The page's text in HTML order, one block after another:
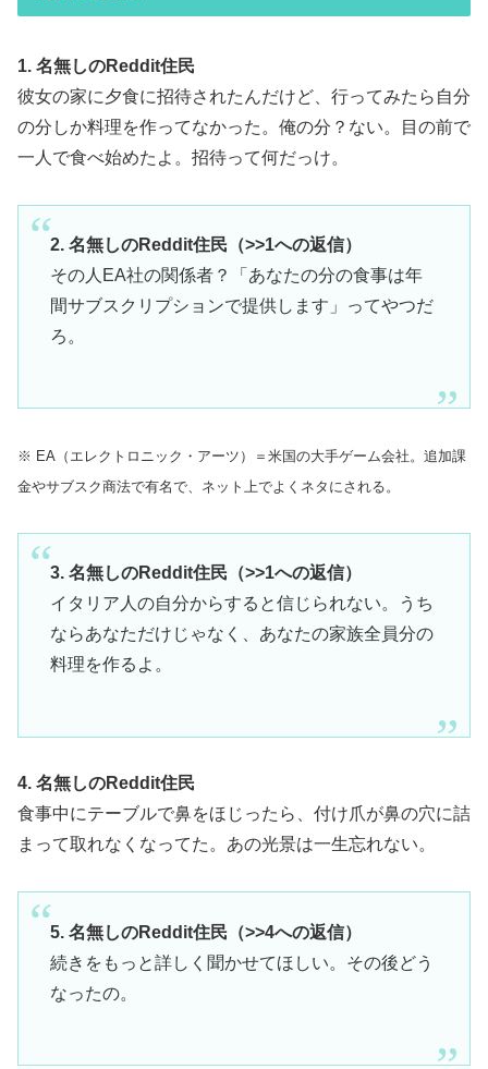
1. 名無しのReddit住民
彼女の家に夕食に招待されたんだけど、行ってみたら自分
の分しか料理を作ってなかった。俺の分？ない。目の前で
一人で食べ始めたよ。招待って何だっけ。
2. 名無しのReddit住民（>>1への返信）
その人EA社の関係者？「あなたの分の食事は年
間サブスクリプションで提供します」ってやつだ
ろ。
※ EA（エレクトロニック・アーツ）＝米国の大手ゲーム会社。追加課
金やサブスク商法で有名で、ネット上でよくネタにされる。
3. 名無しのReddit住民（>>1への返信）
イタリア人の自分からすると信じられない。うち
ならあなただけじゃなく、あなたの家族全員分の
料理を作るよ。
4. 名無しのReddit住民
食事中にテーブルで鼻をほじったら、付け爪が鼻の穴に詰
まって取れなくなってた。あの光景は一生忘れない。
5. 名無しのReddit住民（>>4への返信）
続きをもっと詳しく聞かせてほしい。その後どう
なったの。